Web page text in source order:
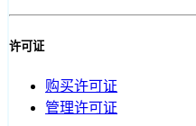
许可证
购买许可证
管理许可证